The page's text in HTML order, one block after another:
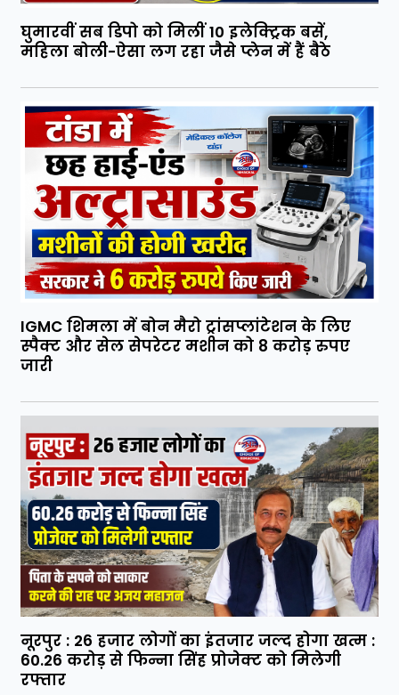
घुमारवीं सब डिपो को मिलीं 10 इलेक्ट्रिक बसें,
महिला बोली-ऐसा लग रहा जैसे प्लेन में हैं बैठे
IGMC शिमला में बोन मैरो ट्रांसप्लांटेशन के लिए
स्पैक्ट और सेल सेपरेटर मशीन को 8 करोड़ रुपए
जारी
नूरपुर : 26 हजार लोगों का इंतजार जल्द होगा खत्म :
60.26 करोड़ से फिन्ना सिंह प्रोजेक्ट को मिलेगी
रफ्तार